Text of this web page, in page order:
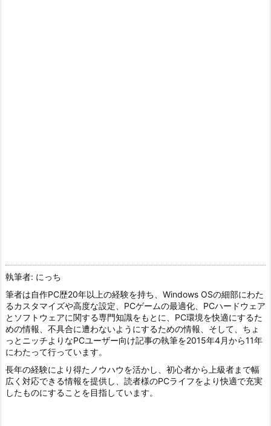
執筆者: にっち
筆者は自作PC歴20年以上の経験を持ち、Windows OSの細部にわた
るカスタマイズや高度な設定、PCゲームの最適化、PCハードウェア
とソフトウェアに関する専門知識をもとに、PC環境を快適にするた
めの情報、不具合に遭わないようにするための情報、そして、ちょ
っとニッチよりなPCユーザー向け記事の執筆を2015年4月から11年
にわたって行っています。
長年の経験により得たノウハウを活かし、初心者から上級者まで幅
広く対応できる情報を提供し、読者様のPCライフをより快適で充実
したものにすることを目指しています。